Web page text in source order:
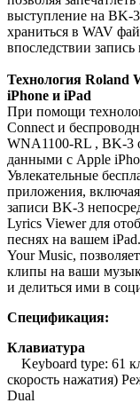
выступление на BK-
храниться в WAV
впоследствии запись
Технология Roland
iPhone и iPad
При помощи
Connect и
WNA1100-RL , BK-3
данными с Apple
Увлекательные
приложения,
записи BK-3
Lyrics Viewer для
песнях на вашем
Your Music,
клипы на ваши
и делиться ими в
Спецификация:
Клавиатура
Keyboard type: 61
скорость нажатия)
Dual